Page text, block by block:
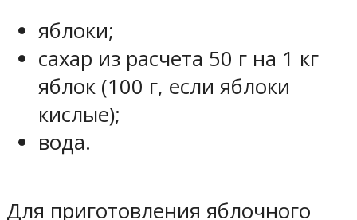
яблоки;
сахар из расчета 50 г на 1 кг
яблок (100 г, если яблоки
кислые);
вода.
Для приготовления яблочного